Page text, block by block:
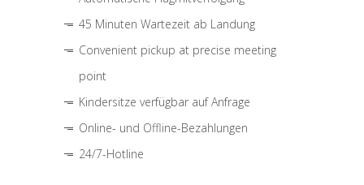
45 Minuten Wartezeit ab Landung
Convenient pickup at precise meeting
point
Kindersitze verfügbar auf Anfrage
Online- und Offline-Bezahlungen
24/7-Hotline